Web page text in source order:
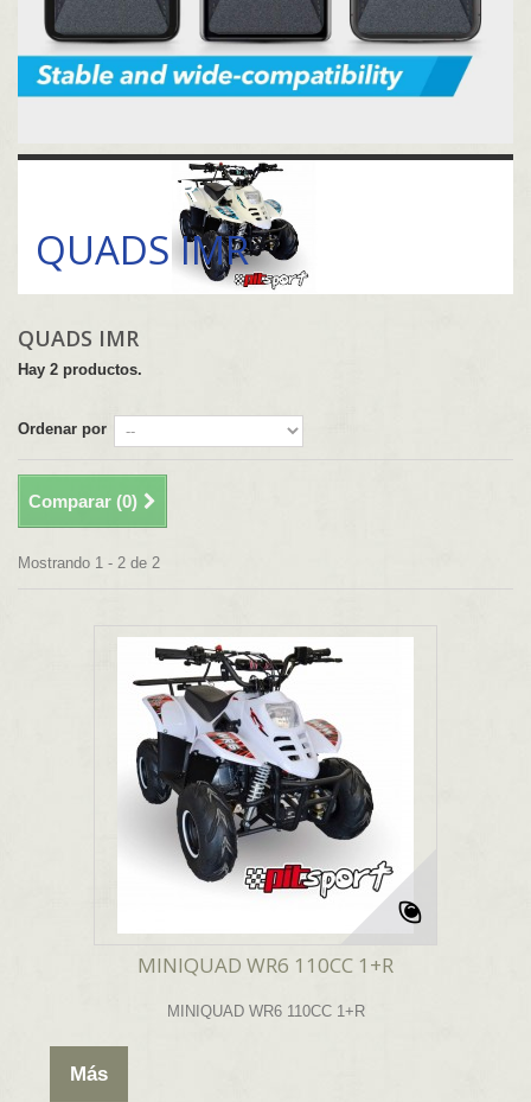
QUADS IMR
QUADS IMR
QUADS IMR
Hay 2 productos.
Ordenar por
Comparar (0)
Mostrando 1 - 2 de 2
MINIQUAD WR6 110CC 1+R
MINIQUAD WR6 110CC 1+R
Más